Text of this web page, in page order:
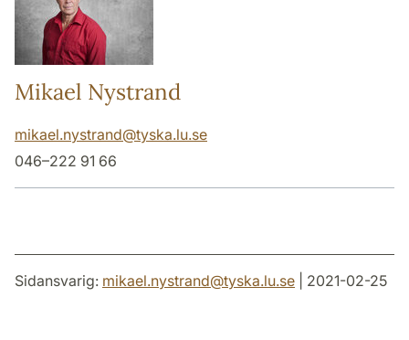
Mikael Nystrand
mikael.nystrand@tyska.lu.se
046–222 91 66
Sidansvarig: mikael.nystrand@tyska.lu.se | 2021-02-25